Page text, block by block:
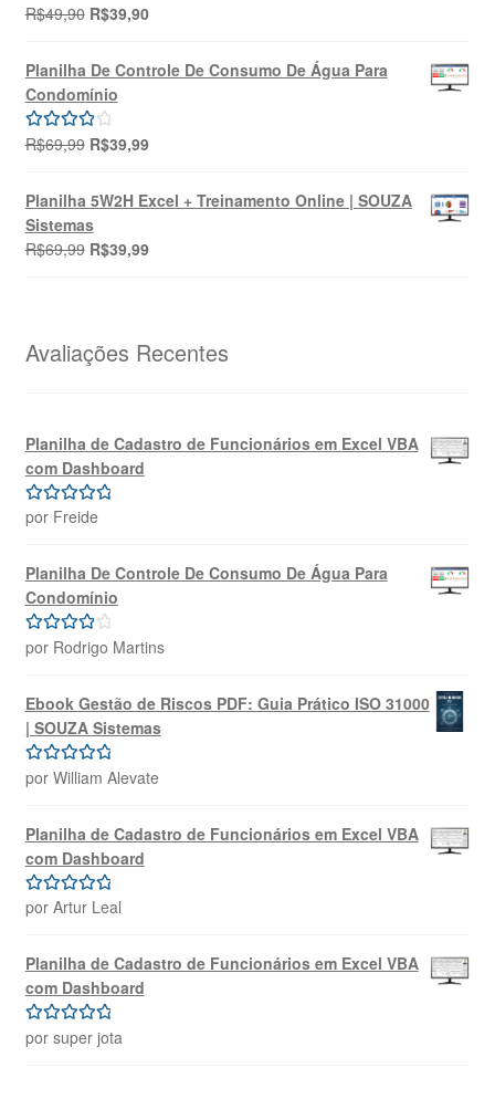
Avaliação
R$49,90 O
original
era:
R$49,90.
R$39,90O
atual
é:
Planilha De Controle De Consumo De Água Para
Condomínio
Avaliação
R$69,99 O
original
era:
R$69,99.
R$39,99O
atual
é:
R$39,99.
Planilha 5W2H Excel + Treinamento Online | SOUZA
Sistemas
R$69,99 O
R$69,99.
R$39,99O
R$39,99.
Avaliações Recentes
Planilha de Cadastro de Funcionários em Excel VBA
com Dashboard
Avaliação5
por Freide
Planilha De Controle De Consumo De Água Para
Condomínio
Avaliação
por Rodrigo Martins
Ebook Gestão de Riscos PDF: Guia Prático ISO 31000
| SOUZA Sistemas
Avaliação5
por William Alevate
Planilha de Cadastro de Funcionários em Excel VBA
com Dashboard
Avaliação 5
por Artur Leal
Planilha de Cadastro de Funcionários em Excel VBA
com Dashboard
Avaliação5
por super jota